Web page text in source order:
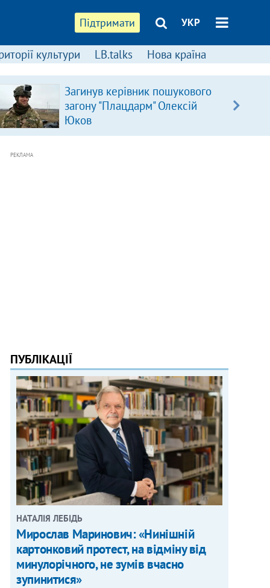
Підтримати УКР
культури LB.talks Нова країна
Загинув керівник пошукового
загону "Плацдарм" Олексій
Юков
РЕКЛАМА
ПУБЛІКАЦІЇ
НАТАЛІЯ ЛЕБІДЬ
Мирослав Маринович: «Нинішній
картонковий протест, на відміну від
минулорічного, не зумів вчасно
зупинитися»